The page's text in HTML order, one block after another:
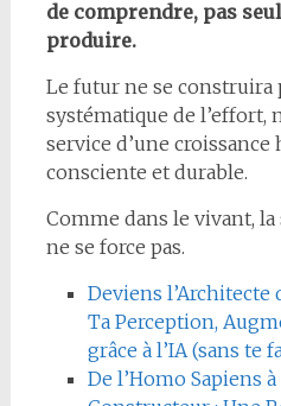
de comprendre, pas
produire.
Le futur ne se construira
systématique de l’effort,
service d’une
consciente et durable.
Comme dans le vivant,
ne se force pas.
Deviens l’Architecte
Ta Perception,
grâce à l’IA (sans te
De l’Homo Sapiens